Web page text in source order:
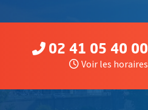
02 41 05 40 00
Voir les horaires